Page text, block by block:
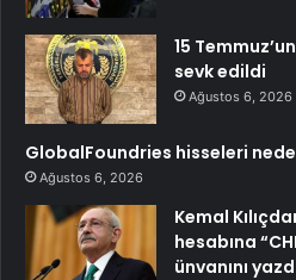
15
sevk edildi
Ağustos 6, 2026
GlobalFoundries hisseleri
Ağustos 6, 2026
Kemal
hesabına
ünvanını